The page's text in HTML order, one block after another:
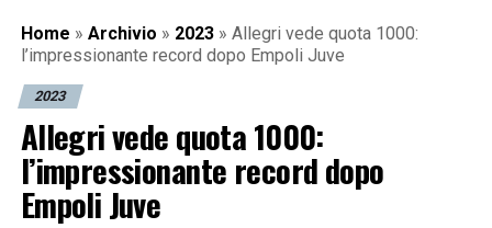
Home » Archivio » 2023 » Allegri vede quota 1000:
l’impressionante record dopo Empoli Juve
2023
Allegri vede quota 1000:
l’impressionante record dopo
Empoli Juve